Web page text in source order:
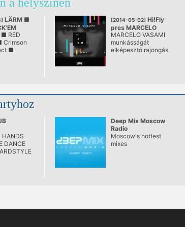
LÄRM ■
RED
Crimson
■
[2014-05-02] Hi!Fly
pres MARCELO
VASAMI
MARCELO VASAMI
munkásságát
elképesztő rajongás
csodálkoztunk a
örömfaktor mértékén a
booking kihirdetésekor.
HANDS
DANCE
Deep Mix Moscow
Radio
Moscow's hottest
mixes